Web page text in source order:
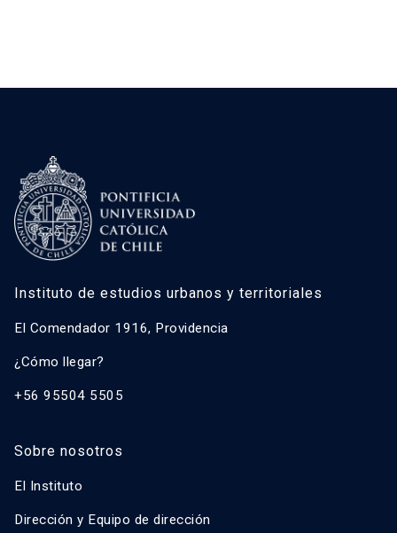
Instituto de estudios urbanos y territoriales
El Comendador 1916, Providencia
¿Cómo llegar?
+56 95504 5505
Sobre nosotros
El Instituto
Dirección y Equipo de dirección